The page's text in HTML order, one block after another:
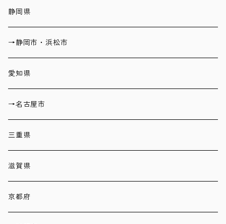
静岡県
→静岡市・浜松市
愛知県
→名古屋市
三重県
滋賀県
京都府